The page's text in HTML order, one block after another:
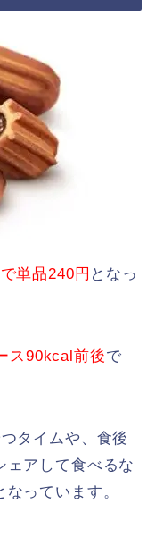
単品240円 となっ
ス90kcal前後で
タイムや、食後
ェアして食べるな
っています。